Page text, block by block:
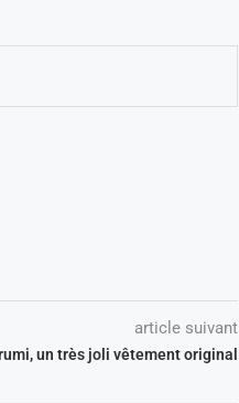
article suivant
un très joli vêtement original